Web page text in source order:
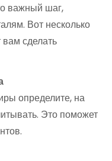
важный шаг,
Вот несколько
сделать
определите, на
Это поможет